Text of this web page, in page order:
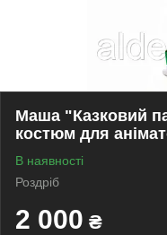
Маша "Казковий
костюм для
В наявності
Роздріб
2 000 ₴